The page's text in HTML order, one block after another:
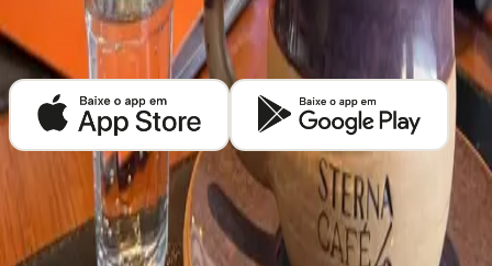
Baixe o app Kafex e encontre as melhores cafeterias de café especial
perto de você.
Experimente cafés de um jeito inteligente